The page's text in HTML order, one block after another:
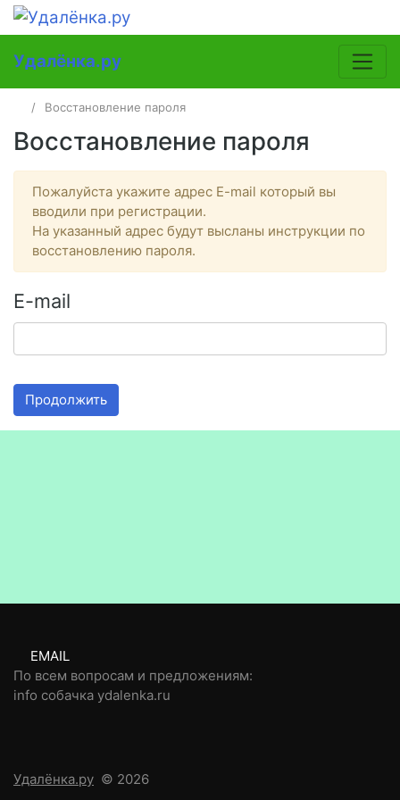
Удалёнка.ру
Восстановление пароля
Восстановление пароля
Пожалуйста укажите адрес E-mail который вы
вводили при регистрации.
На указанный адрес будут высланы инструкции по
восстановлению пароля.
E-mail
Продолжить
EMAIL
По всем вопросам и предложениям:
info собачка ydalenka.ru
Удалёнка.ру © 2026